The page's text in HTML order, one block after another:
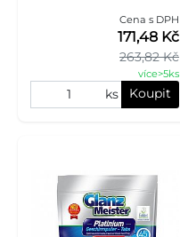
Cena s DPH
263,82 Kč
171,48 Kč
více>5ks
ks Koupit